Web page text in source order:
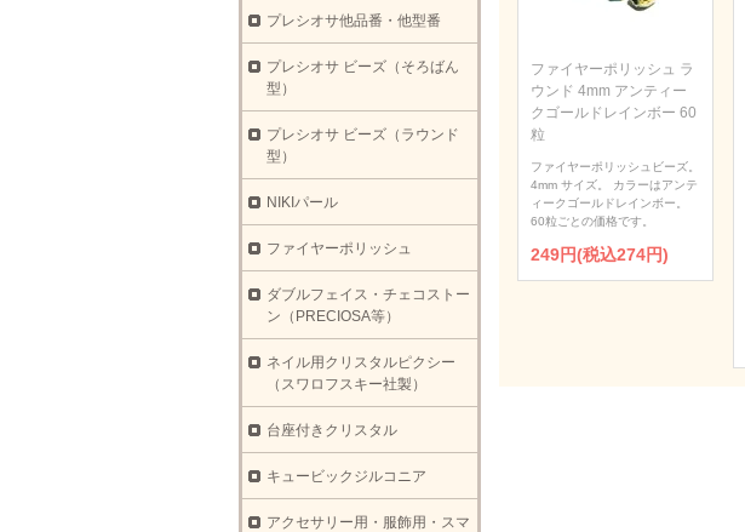
ファイヤーポリッシュ ラ
ウンド 4mm アンティー
クゴールドレインボー 60
粒
ファイヤーポリッシュビーズ。
4mm サイズ。 カラーはアンテ
ィークゴールドレインボー。
60粒ごとの価格です。
249円(税込274円)
プレシオサ他品番・他型番
プレシオサ ビーズ（そろばん
型）
プレシオサ ビーズ（ラウンド
型）
NIKIパール
ファイヤーポリッシュ
ダブルフェイス・チェコストー
ン（PRECIOSA等）
ネイル用クリスタルピクシー
（スワロフスキー社製）
台座付きクリスタル
キュービックジルコニア
アクセサリー用・服飾用・スマ